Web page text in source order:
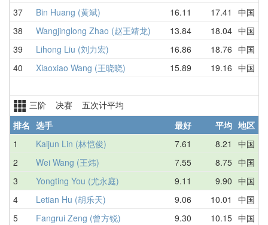
37 Bin Huang (黄斌) 16.11 17.41 中国
38 Wangjinglong Zhao (赵王靖龙) 13.84 18.04 中国
39 Lihong Liu (刘力宏) 16.86 18.76 中国
40 Xiaoxiao Wang (王晓晓) 15.89 19.16 中国
三阶 决赛 五次计平均
排名 选手 最好 平均 地区
1
Kaijun Lin (林恺俊) 7.61 8.21 中国
2 Wei Wang (王炜) 7.55 8.75 中国
3 Yongting You (尤永庭) 9.11 9.90 中国
4 Letian Hu (胡乐天) 9.06 10.01 中国
5 Fangrui Zeng (曾方锐) 9.30 10.15 中国